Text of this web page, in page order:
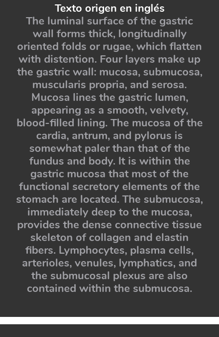
Texto origen en inglés
The luminal surface of the gastric
wall forms thick, longitudinally
oriented folds or rugae, which flatten
with distention. Four layers make up
the gastric wall: mucosa, submucosa,
muscularis propria, and serosa.
Mucosa lines the gastric lumen,
appearing as a smooth, velvety,
blood-filled lining. The mucosa of the
cardia, antrum, and pylorus is
somewhat paler than that of the
fundus and body. It is within the
gastric mucosa that most of the
functional secretory elements of the
stomach are located. The submucosa,
immediately deep to the mucosa,
provides the dense connective tissue
skeleton of collagen and elastin
fibers. Lymphocytes, plasma cells,
arterioles, venules, lymphatics, and
the submucosal plexus are also
contained within the submucosa.